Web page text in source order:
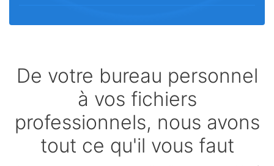
De votre bureau personnel
à vos fichiers
professionnels, nous avons
tout ce qu'il vous faut